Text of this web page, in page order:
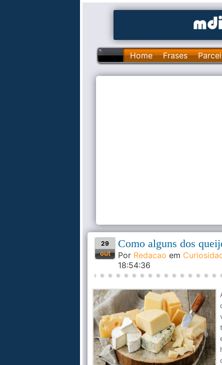
Home Frases
29
out
Como alguns dos
Por Redacao em
18:54:36